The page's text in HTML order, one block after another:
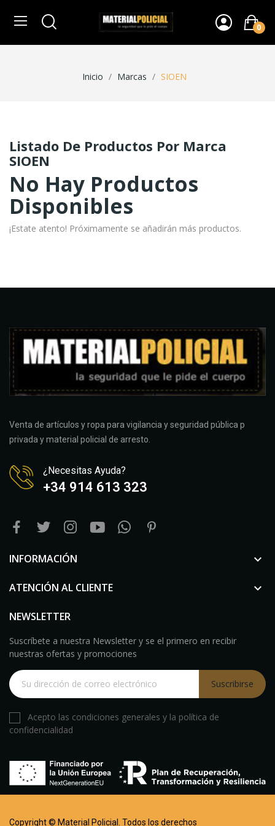
0
Inicio Marcas SIOEN
Listado De Productos Por Marca
SIOEN
No Hay Productos
Disponibles
¡Estate atento! Próximamente se añadirán más productos.
Venta de artículos y ropa para vigilancia y seguridad pública p
privada y material policial de arresto.
¿Necesitas Ayuda?
+34 914 613 323
INFORMACIÓN 
ATENCIÓN AL CLIENTE 
NEWSLETTER
Suscríbete a nuestra Newsletter y se el primero en recibir
nuestras ofertas y promociones
Suscribirse
Acepto las condiciones generales y la política de
confidencialidad
Copyright © Material Policial. Todos los derechos